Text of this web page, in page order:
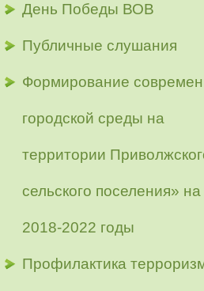
День Победы ВОВ
Публичные слушания
Формирование
городской среды на
территории
сельского поселения» на
2018-2022 годы
Профилактика